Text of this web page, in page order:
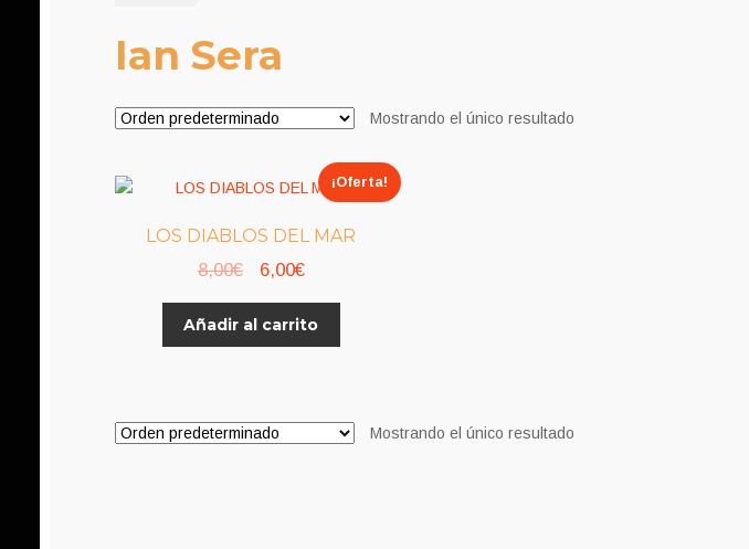
Ian Sera
Mostrando el único resultado
LOS DIABLOS DEL MAR
¡Oferta!
8,00€
El
precio
original
6,00€El
precio
actual
Añadir al carrito
Mostrando el único resultado